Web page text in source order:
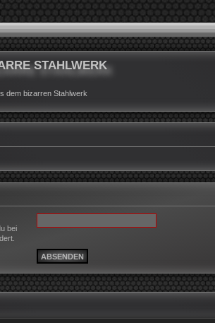
STAHLWERK
dem bizarren Stahlwerk
bei